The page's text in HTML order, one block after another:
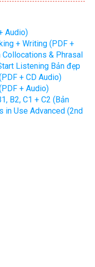
Audio)
+ Writing (PDF +
& Phrasal
Listening Bản đẹp
+ CD Audio)
+ Audio)
B2, C1 + C2 (Bản
in Use Advanced (2nd